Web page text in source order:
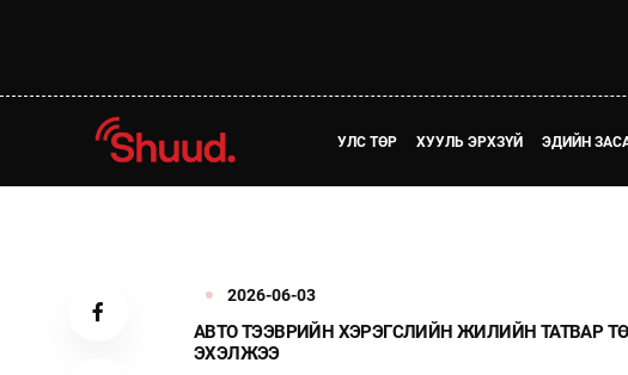
УЛС ТӨР ХУУЛЬ ЭРХЗҮЙ ЭДИЙН
2026-06-03
АВТО ТЭЭВРИЙН ХЭРЭГСЛИЙН ЖИЛИЙН ТАТВАР
ЭХЭЛЖЭЭ